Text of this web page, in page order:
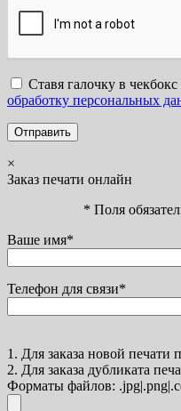
Ставя галочку в
обработку персональных
×
Заказ печати онлайн
* Поля
Ваше имя*
Телефон для связи*
1. Для заказа новой печати
2. Для заказа дубликата
Форматы файлов: